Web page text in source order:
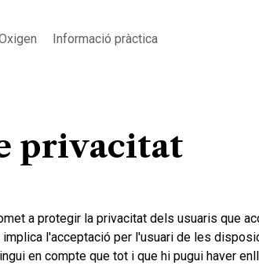
Informació pràctica
privacitat
a protegir la privacitat dels usuaris que
l'acceptació per l'usuari de les
en compte que tot i que hi pugui haver